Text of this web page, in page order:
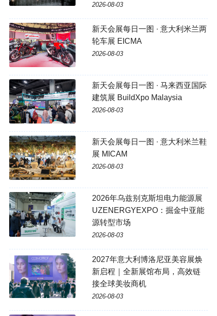
2026-08-03
新天会展每日一图 · 意大利米兰两
轮车展 EICMA
2026-08-03
新天会展每日一图 · 马来西亚国际
建筑展 BuildXpo Malaysia
2026-08-03
新天会展每日一图 · 意大利米兰鞋
展 MICAM
2026-08-03
2026年乌兹别克斯坦电力能源展
UZENERGYEXPO：掘金中亚能
源转型市场
2026-08-03
2027年意大利博洛尼亚美容展焕
新启程｜全新展馆布局，高效链
接全球美妆商机
2026-08-03